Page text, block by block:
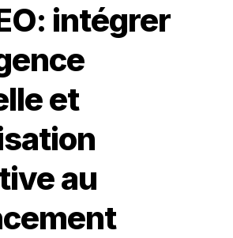
intégrer
et
au